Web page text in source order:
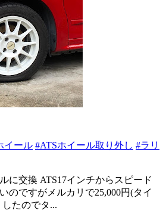
イール #ATSホイール取り外し #ラリ
に交換 ATS17インチからスピード
のですがメルカリで25,000円(タイ
たのでタ...